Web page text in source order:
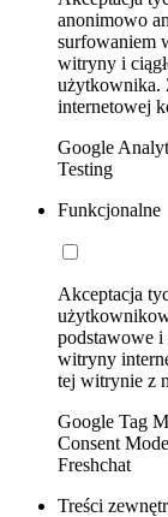
anonimowo
surfowaniem
witryny i
użytkownika.
internetowej
Google
Testing
Funkcjonalne
Akceptacja
podstawowe
witryny
tej witrynie z
Google Tag
Consent
Freshchat
Treści